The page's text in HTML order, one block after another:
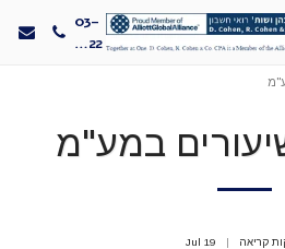
03-
5330022
במע"מ
19
Jul